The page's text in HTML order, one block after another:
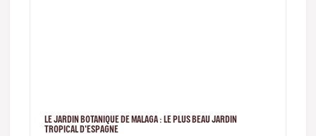
LE JARDIN BOTANIQUE DE MALAGA : LE PLUS BEAU JARDIN
TROPICAL D'ESPAGNE